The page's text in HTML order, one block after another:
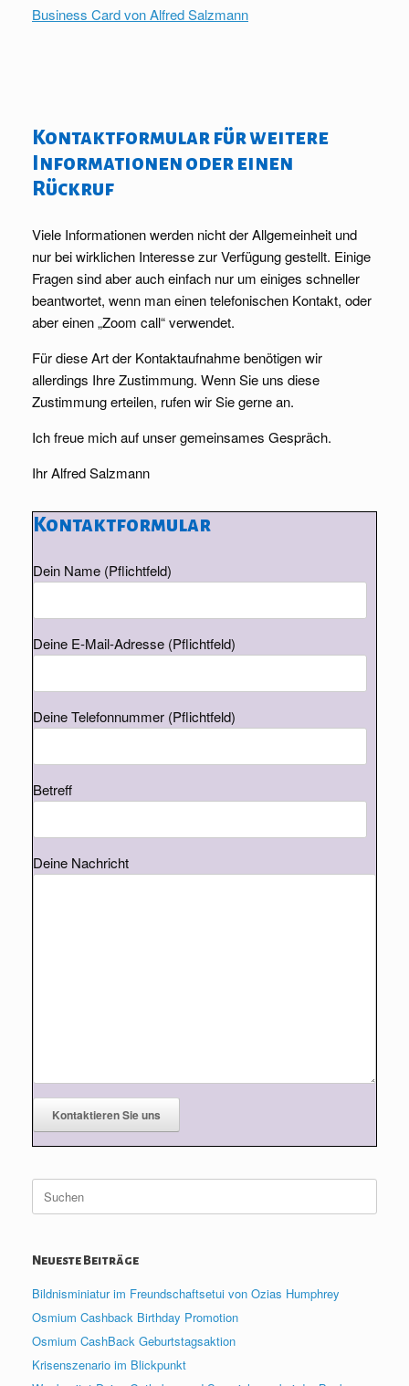
Business Card von Alfred Salzmann
Kontaktformular für weitere
Informationen oder einen
Rückruf
Viele Informationen werden nicht der Allgemeinheit und
nur bei wirklichen Interesse zur Verfügung gestellt. Einige
Fragen sind aber auch einfach nur um einiges schneller
beantwortet, wenn man einen telefonischen Kontakt, oder
aber einen „Zoom call“ verwendet.
Für diese Art der Kontaktaufnahme benötigen wir
allerdings Ihre Zustimmung. Wenn Sie uns diese
Zustimmung erteilen, rufen wir Sie gerne an.
Ich freue mich auf unser gemeinsames Gespräch.
Ihr Alfred Salzmann
Kontaktformular
Dein Name (Pflichtfeld)
Deine E-Mail-Adresse (Pflichtfeld)
Deine Telefonnummer (Pflichtfeld)
Betreff
Deine Nachricht
Suche
nach:
Neueste Beiträge
Bildnisminiatur im Freundschaftsetui von Ozias Humphrey
Osmium Cashback Birthday Promotion
Osmium CashBack Geburtstagsaktion
Krisenszenario im Blickpunkt